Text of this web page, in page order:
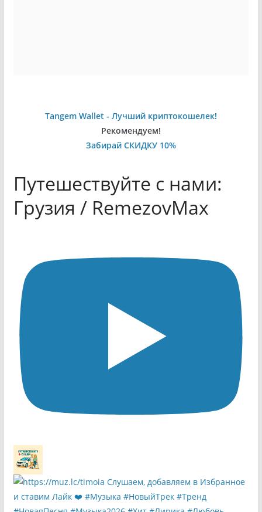
Tangem Wallet - Лучший криптокошелек!
Рекомендуем!
Забирай СКИДКУ 10%
Путешествуйте с нами:
Грузия / RemezovMax